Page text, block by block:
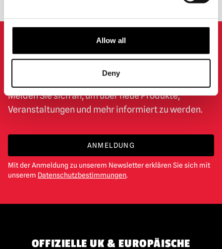
Allow all
Deny
ANMELDUNG ZUM
NEWSLETTER
Melden Sie sich an, um über neue Produkte,
Veranstaltungen und mehr informiert zu werden.
ANMELDUNG
Mit der Anmeldung zu unserem Newsletter erklären Sie sich mit
unserem Datenschutzbestimmungen.
OFFIZIELLE UK & EUROPÄISCHE